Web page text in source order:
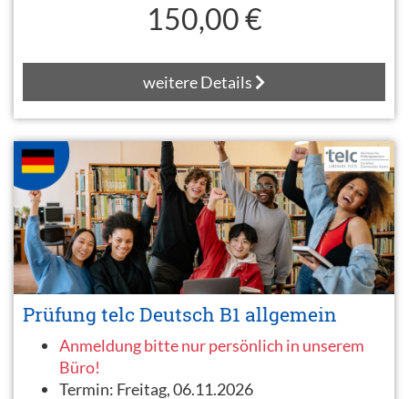
150,00 €
weitere Details
Prüfung telc Deutsch B1 allgemein
Anmeldung bitte nur persönlich in unserem
Büro!
Termin: Freitag, 06.11.2026